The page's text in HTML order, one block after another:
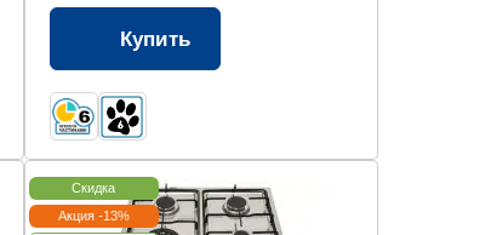
Купить
Скидка
Акция -13%